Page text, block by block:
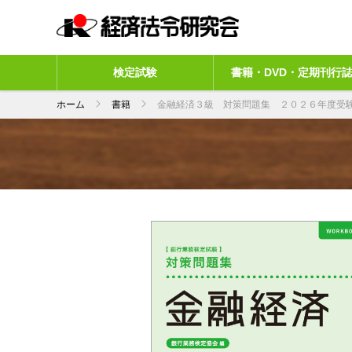
検定試験 書籍・DVD・定期刊行誌
ホーム 書籍 金融経済３級 対策問題集 ２０２６年度受